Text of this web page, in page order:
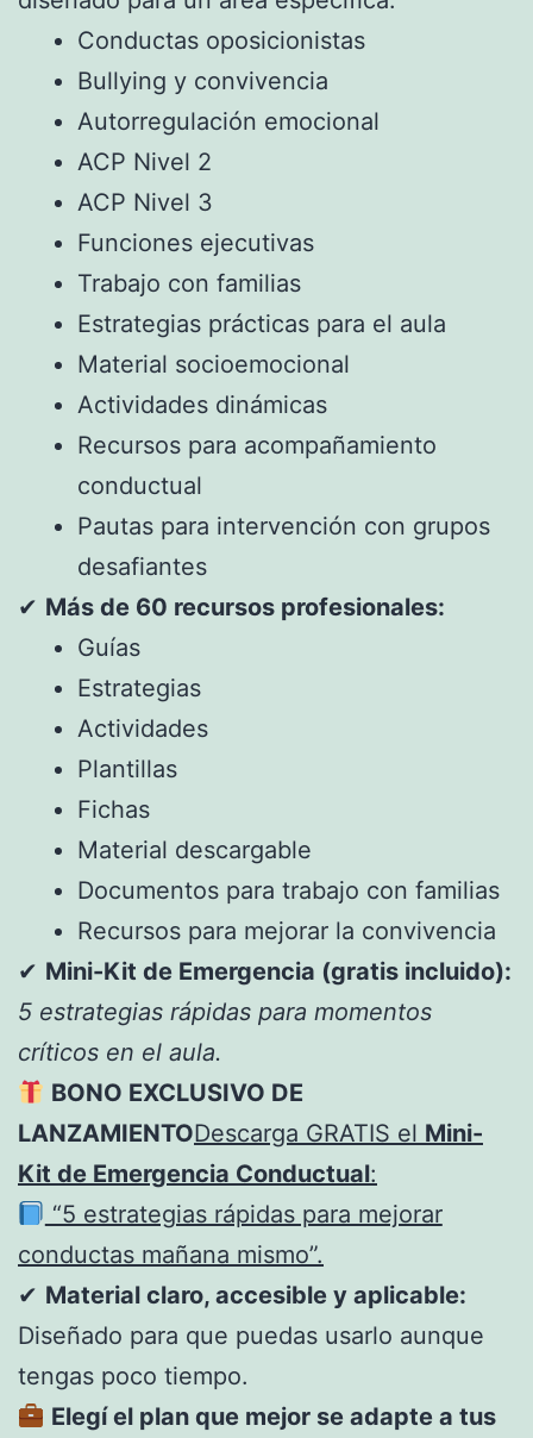
Conductas oposicionistas
Bullying y convivencia
Autorregulación emocional
ACP Nivel 2
ACP Nivel 3
Funciones ejecutivas
Trabajo con familias
Estrategias prácticas para el aula
Material socioemocional
Actividades dinámicas
Recursos para acompañamiento
conductual
Pautas para intervención con grupos
desafiantes
✔ Más de 60 recursos profesionales:
Guías
Estrategias
Actividades
Plantillas
Fichas
Material descargable
Documentos para trabajo con familias
Recursos para mejorar la convivencia
✔ Mini-Kit de Emergencia (gratis incluido):
5 estrategias rápidas para momentos
críticos en el aula.
BONO EXCLUSIVO DE
LANZAMIENTODescarga GRATIS el Mini-
Kit de Emergencia Conductual:
“5 estrategias rápidas para mejorar
conductas mañana mismo”.
✔ Material claro, accesible y aplicable:
Diseñado para que puedas usarlo aunque
tengas poco tiempo.
Elegí el plan que mejor se adapte a tus